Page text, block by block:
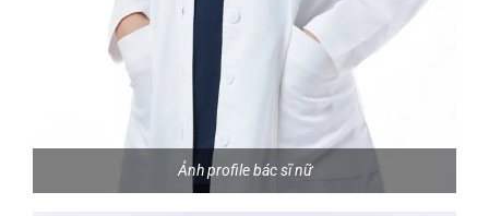
Ảnh profile bác sĩ nữ